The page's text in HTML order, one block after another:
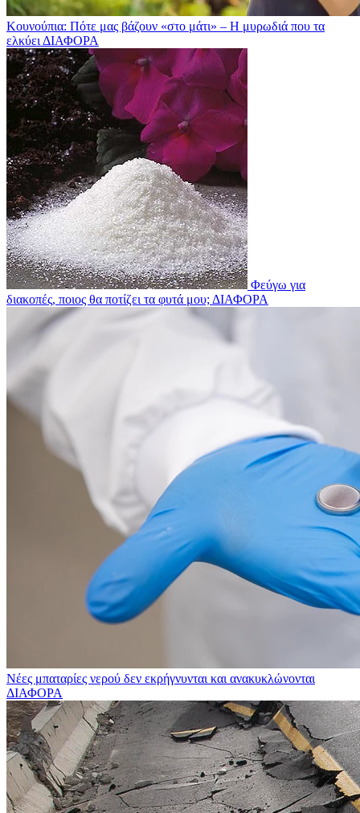
Κουνούπια: Πότε μας βάζουν «στο μάτι» – Η μυρωδιά που τα
ελκύει ΔΙΑΦΟΡΑ
Φεύγω για
διακοπές, ποιος θα ποτίζει τα φυτά μου; ΔΙΑΦΟΡΑ
Νέες μπαταρίες νερού δεν εκρήγνυνται και ανακυκλώνονται
ΔΙΑΦΟΡΑ